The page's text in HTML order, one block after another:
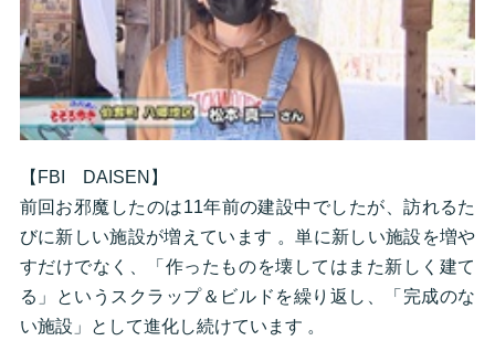
【FBI DAISEN】
前回お邪魔したのは11年前の建設中でしたが、訪れるた
びに新しい施設が増えています 。単に新しい施設を増や
すだけでなく、「作ったものを壊してはまた新しく建て
る」というスクラップ＆ビルドを繰り返し、「完成のな
い施設」として進化し続けています 。